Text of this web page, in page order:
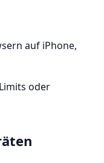
auf iPhone,
oder